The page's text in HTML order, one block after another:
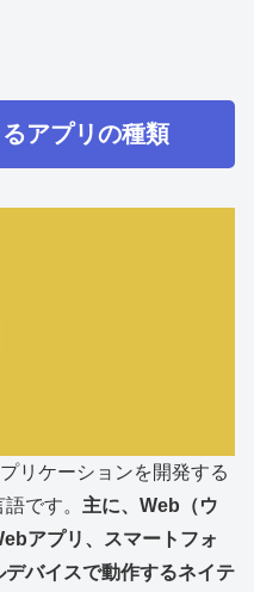
アプリの種類
リケーションを開発する
です。 主に、Web（ウ
アプリ、スマートフォ
バイスで動作するネイテ